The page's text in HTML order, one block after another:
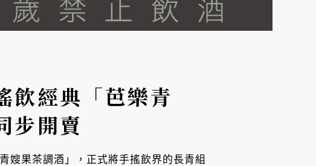
飲經典「芭樂青
步開賣
嫂果茶調酒」，正式將手搖飲界的長青組